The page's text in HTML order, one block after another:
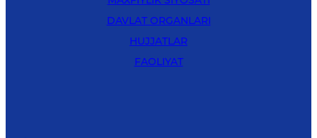
DAVLAT ORGANLARI
HUJJATLAR
FAOLIYAT